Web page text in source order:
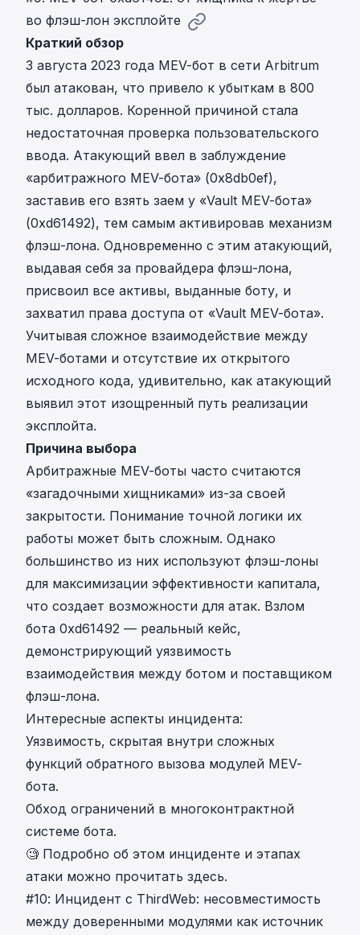
во флэш-лон эксплойте
Краткий обзор
3 августа 2023 года MEV-бот в сети Arbitrum
был атакован, что привело к убыткам в 800
тыс. долларов. Коренной причиной стала
недостаточная проверка пользовательского
ввода. Атакующий ввел в заблуждение
«арбитражного MEV-бота» (0x8db0ef),
заставив его взять заем у «Vault MEV-бота»
(0xd61492), тем самым активировав механизм
флэш-лона. Одновременно с этим атакующий,
выдавая себя за провайдера флэш-лона,
присвоил все активы, выданные боту, и
захватил права доступа от «Vault MEV-бота».
Учитывая сложное взаимодействие между
MEV-ботами и отсутствие их открытого
исходного кода, удивительно, как атакующий
выявил этот изощренный путь реализации
эксплойта.
Причина выбора
Арбитражные MEV-боты часто считаются
«загадочными хищниками» из-за своей
закрытости. Понимание точной логики их
работы может быть сложным. Однако
большинство из них используют флэш-лоны
для максимизации эффективности капитала,
что создает возможности для атак. Взлом
бота 0xd61492 — реальный кейс,
демонстрирующий уязвимость
взаимодействия между ботом и поставщиком
флэш-лона.
Интересные аспекты инцидента:
Уязвимость, скрытая внутри сложных
функций обратного вызова модулей MEV-
бота.
Обход ограничений в многоконтрактной
системе бота.
🧐 Подробно об этом инциденте и этапах
атаки можно прочитать здесь.
#10: Инцидент с ThirdWeb: несовместимость
между доверенными модулями как источник